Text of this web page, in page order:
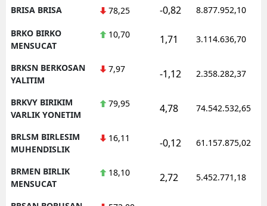
BRISA BRISA 78,25 -0,82 8.877.952,10
BRKO BIRKO
MENSUCAT
10,70 1,71 3.114.636,70
BRKSN BERKOSAN
YALITIM
7,97 -1,12 2.358.282,37
BRKVY BIRIKIM
VARLIK YONETIM
79,95 4,78 74.542.532,65
BRLSM BIRLESIM
MUHENDISLIK
16,11 -0,12 61.157.875,02
BRMEN BIRLIK
MENSUCAT
18,10 2,72 5.452.771,18